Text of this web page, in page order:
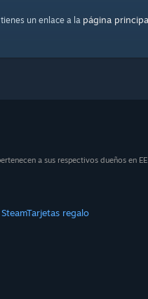
un enlace a la página
a sus respectivos dueños en
Tarjetas regalo